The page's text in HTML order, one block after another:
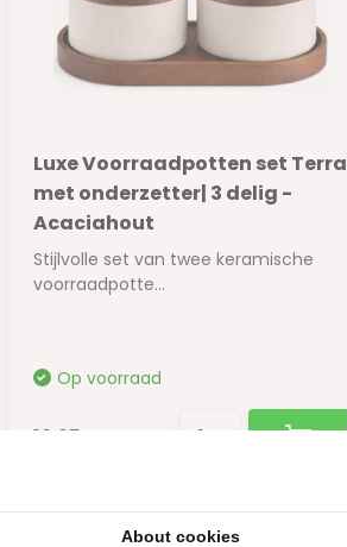
Luxe Voorraadpotten set Terra
met onderzetter| 3 delig -
Acaciahout
Stijlvolle set van twee keramische
voorraadpotte...
Op voorraad
16,95
About cookies